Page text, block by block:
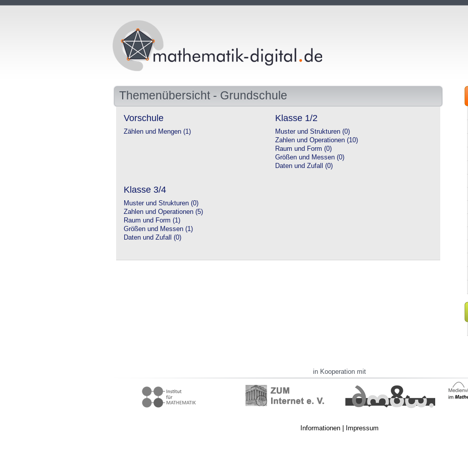
Themenübersicht - Grundschule
Vorschule
Zählen und Mengen (1)
Klasse 1/2
Muster und Strukturen (0)
Zahlen und Operationen (10)
Raum und Form (0)
Größen und Messen (0)
Daten und Zufall (0)
Klasse 3/4
Muster und Strukturen (0)
Zahlen und Operationen (5)
Raum und Form (1)
Größen und Messen (1)
Daten und Zufall (0)
in Kooperation mit
Informationen| Impressum